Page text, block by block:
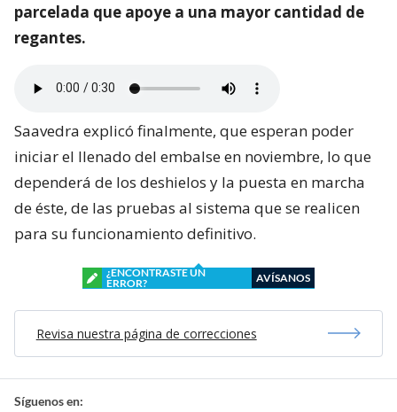
parcelada que apoye a una mayor cantidad de
regantes.
Saavedra explicó finalmente, que esperan poder
iniciar el llenado del embalse en noviembre, lo que
dependerá de los deshielos y la puesta en marcha
de éste, de las pruebas al sistema que se realicen
para su funcionamiento definitivo.
¿ENCONTRASTE UN
ERROR?
AVÍSANOS
Revisa nuestra página de correcciones
Síguenos en: